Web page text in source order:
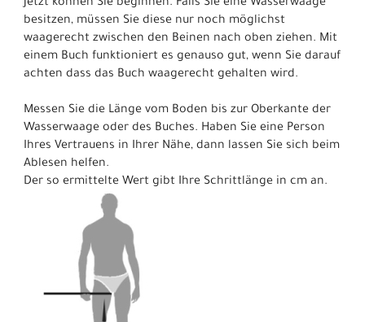
Jetzt können Sie beginnen. Falls Sie eine Wasserwaage
besitzen, müssen Sie diese nur noch möglichst
waagerecht zwischen den Beinen nach oben ziehen. Mit
einem Buch funktioniert es genauso gut, wenn Sie darauf
achten dass das Buch waagerecht gehalten wird.
Messen Sie die Länge vom Boden bis zur Oberkante der
Wasserwaage oder des Buches. Haben Sie eine Person
Ihres Vertrauens in Ihrer Nähe, dann lassen Sie sich beim
Ablesen helfen.
Der so ermittelte Wert gibt Ihre Schrittlänge in cm an.